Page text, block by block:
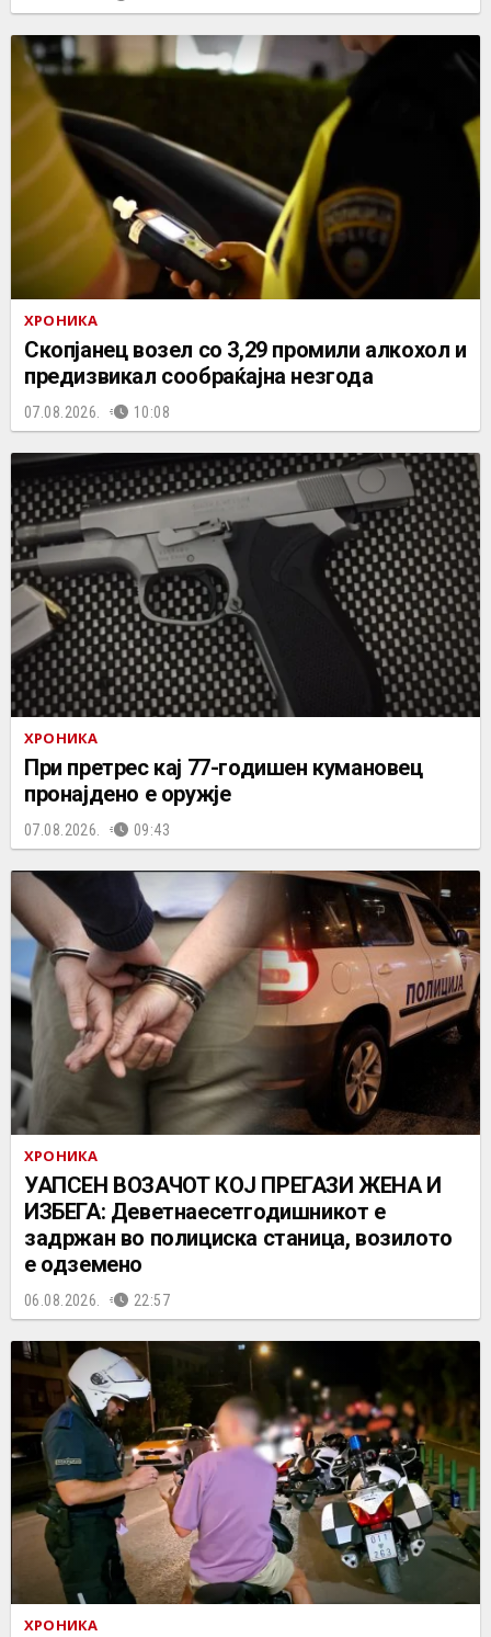
ХРОНИКА
Скопјанец возел со 3,29 промили алкохол и
предизвикал сообраќајна незгода
07.08.2026. 10:08
ХРОНИКА
При претрес кај 77-годишен кумановец
пронајдено е оружје
07.08.2026. 09:43
ХРОНИКА
УАПСЕН ВОЗАЧОТ КОЈ ПРЕГАЗИ ЖЕНА И
ИЗБЕГА: Деветнаесетгодишникот е
задржан во полициска станица, возилото
е одземено
06.08.2026. 22:57
ХРОНИКА